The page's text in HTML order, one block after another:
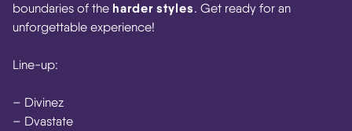
boundaries of the harder styles. Get ready for an
unforgettable experience!
Line-up:
– Divinez
– Dvastate